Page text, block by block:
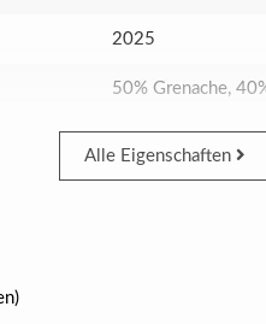
2025
50% Grenache,
Alle Eigenschaften